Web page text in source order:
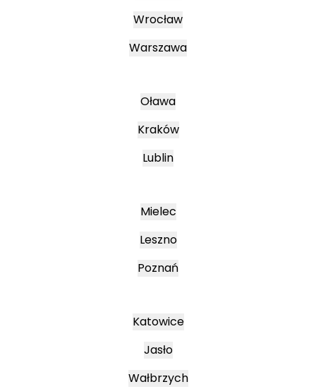
Wrocław
Warszawa
Oława
Kraków
Lublin
Mielec
Leszno
Poznań
Katowice
Jasło
Wałbrzych